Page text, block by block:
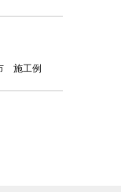
施工例